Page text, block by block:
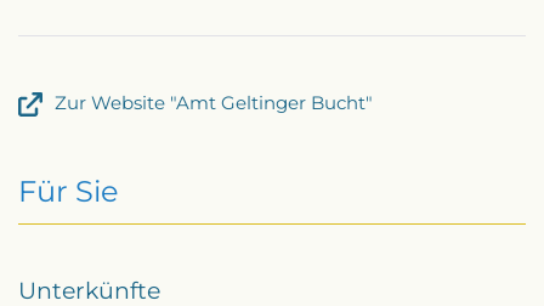
Zur Website "Amt Geltinger Bucht"
Für Sie
Unterkünfte